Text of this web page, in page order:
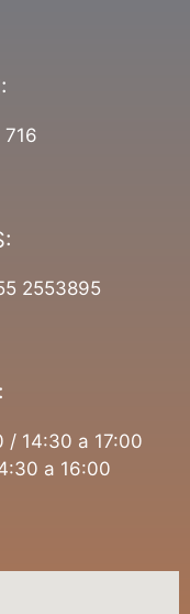
2553895
/ 14:30 a 17:00
a 16:00